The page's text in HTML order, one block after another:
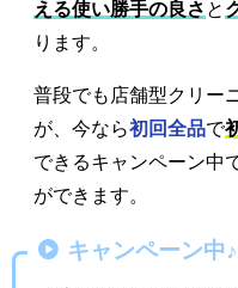
える使い勝手の良さ と
ります。
普段でも店舗型クリー
が、今なら初回全品で
できるキャンペーン中
ができます。
キャンペーン中♪